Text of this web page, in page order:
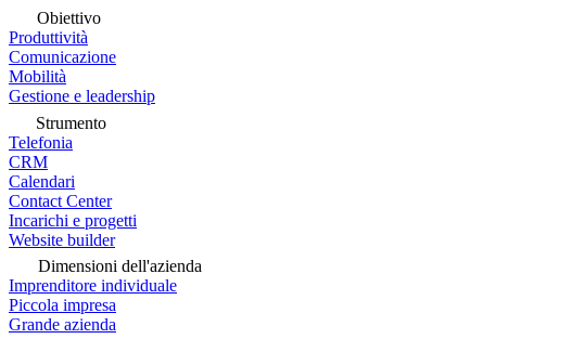
Obiettivo
Produttività
Comunicazione
Mobilità
Gestione e leadership
Strumento
Telefonia
CRM
Calendari
Contact Center
Incarichi e progetti
Website builder
Dimensioni dell'azienda
Imprenditore individuale
Piccola impresa
Grande azienda